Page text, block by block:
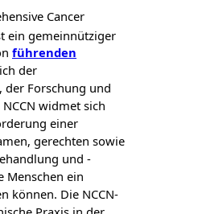
Cancer
ein gemeinnütziger
führenden
der
der Forschung und
widmet sich
einer
gerechten sowie
und -
Menschen ein
können. Die NCCN-